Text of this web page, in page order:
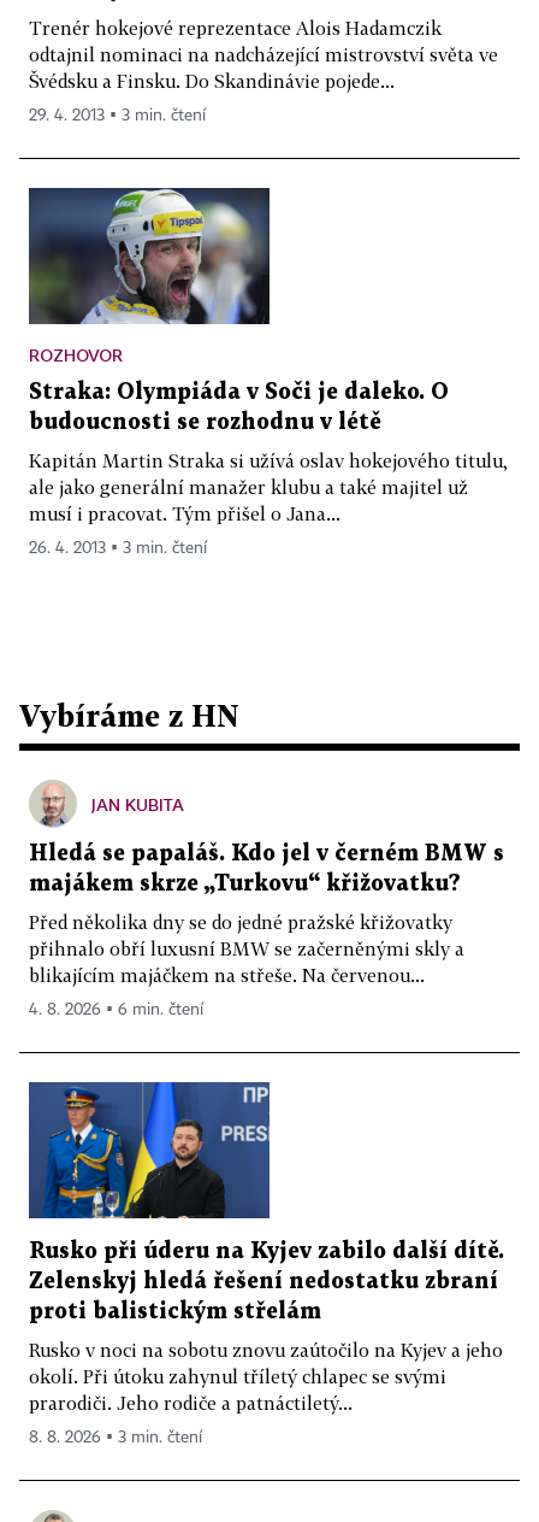
Trenér hokejové reprezentace Alois Hadamczik
odtajnil nominaci na nadcházející mistrovství světa ve
Švédsku a Finsku. Do Skandinávie pojede...
29. 4. 2013 ▪ 3 min. čtení
ROZHOVOR
Straka: Olympiáda v Soči je daleko. O
budoucnosti se rozhodnu v létě
Kapitán Martin Straka si užívá oslav hokejového titulu,
ale jako generální manažer klubu a také majitel už
musí i pracovat. Tým přišel o Jana...
26. 4. 2013 ▪ 3 min. čtení
Vybíráme z HN
JAN KUBITA
Hledá se papaláš. Kdo jel v černém BMW s
majákem skrze „Turkovu“ křižovatku?
Před několika dny se do jedné pražské křižovatky
přihnalo obří luxusní BMW se začerněnými skly a
blikajícím majáčkem na střeše. Na červenou...
4. 8. 2026 ▪ 6 min. čtení
Rusko při úderu na Kyjev zabilo další dítě.
Zelenskyj hledá řešení nedostatku zbraní
proti balistickým střelám
Rusko v noci na sobotu znovu zaútočilo na Kyjev a jeho
okolí. Při útoku zahynul tříletý chlapec se svými
prarodiči. Jeho rodiče a patnáctiletý...
8. 8. 2026 ▪ 3 min. čtení